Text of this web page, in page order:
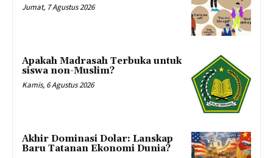
Jumat, 7 Agustus 2026
Apakah Madrasah Terbuka untuk
siswa non-Muslim?
Kamis, 6 Agustus 2026
Akhir Dominasi Dolar: Lanskap
Baru Tatanan Ekonomi Dunia?